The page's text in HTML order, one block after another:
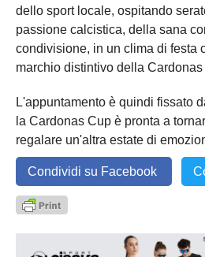
dello sport locale, ospitando
passione calcistica, della sana
condivisione, in un clima di festa
marchio distintivo della Cardonas
L'appuntamento è quindi fissato
la Cardonas Cup è pronta a
regalare un'altra estate di
Condividi su Facebook